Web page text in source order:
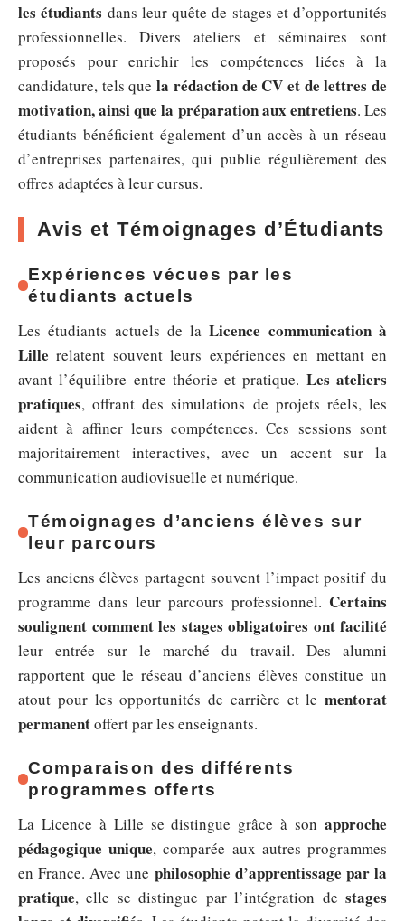
les étudiants dans leur quête de stages et d’opportunités
professionnelles. Divers ateliers et séminaires sont
proposés pour enrichir les compétences liées à la
candidature, tels quela rédaction de CV et de lettres de
motivation, ainsi que la préparation aux entretiens. Les
étudiants bénéficient également d’un accès à un réseau
d’entreprises partenaires, qui publie régulièrement des
offres adaptées à leur cursus.
Avis et Témoignages d’Étudiants
Expériences vécues par les
étudiants actuels
Les étudiants actuels de laLicence communication à
Lille relatent souvent leurs expériences en mettant en
avant l’équilibre entre théorie et pratique. Les ateliers
pratiques, offrant des simulations de projets réels, les
aident à affiner leurs compétences. Ces sessions sont
majoritairement interactives, avec un accent sur la
communication audiovisuelle et numérique.
Témoignages d’anciens élèves sur
leur parcours
Les anciens élèves partagent souvent l’impact positif du
programme dans leur parcours professionnel. Certains
soulignent comment les stages obligatoires ont facilité
leur entrée sur le marché du travail. Des alumni
rapportent que le réseau d’anciens élèves constitue un
atout pour les opportunités de carrière et le mentorat
permanentoffert par les enseignants.
Comparaison des différents
programmes offerts
La Licence à Lille se distingue grâce à son approche
pédagogique unique, comparée aux autres programmes
en France. Avec une philosophie d’apprentissage par la
pratique, elle se distingue par l’intégration de stages